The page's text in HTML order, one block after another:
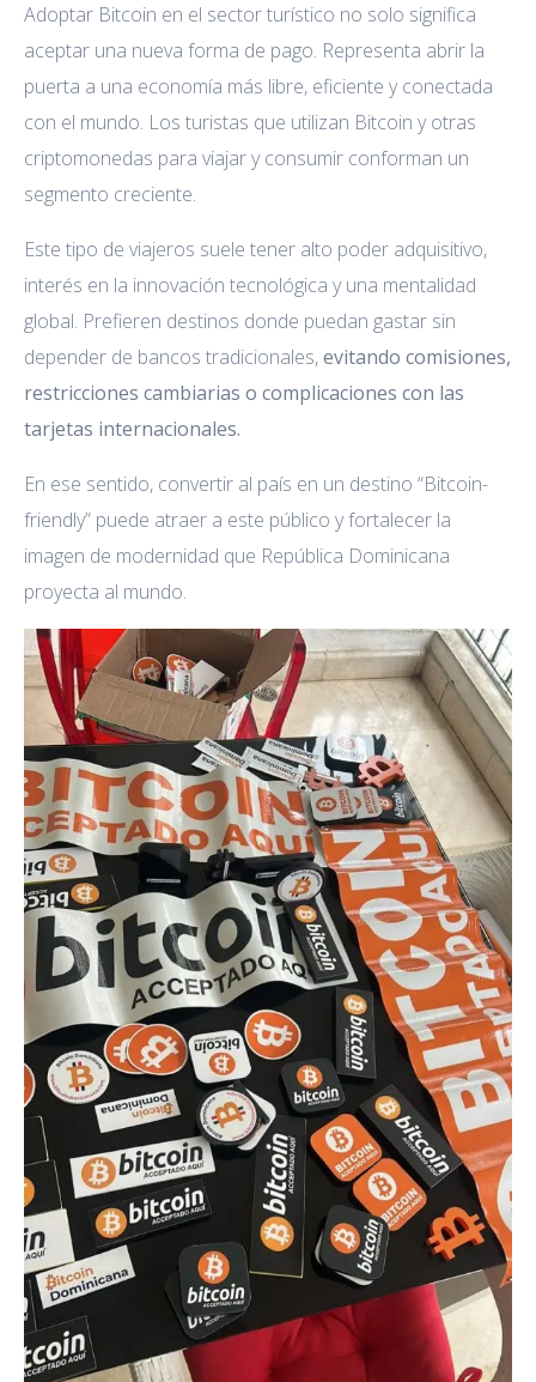
Adoptar Bitcoin en el sector turístico no solo significa
aceptar una nueva forma de pago. Representa abrir la
puerta a una economía más libre, eficiente y conectada
con el mundo. Los turistas que utilizan Bitcoin y otras
criptomonedas para viajar y consumir conforman un
segmento creciente.
Este tipo de viajeros suele tener alto poder adquisitivo,
interés en la innovación tecnológica y una mentalidad
global. Prefieren destinos donde puedan gastar sin
depender de bancos tradicionales,evitando comisiones,
restricciones cambiarias o complicaciones con las
tarjetas internacionales.
En ese sentido, convertir al país en un destino “Bitcoin-
friendly” puede atraer a este público y fortalecer la
imagen de modernidad que República Dominicana
proyecta al mundo.